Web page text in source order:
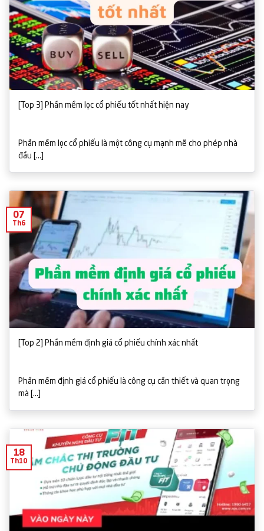
[Top 3] Phần mềm lọc cổ phiếu tốt nhất hiện nay
Phần mềm lọc cổ phiếu là một công cụ mạnh mẽ cho phép nhà
đầu [...]
[Top 2] Phần mềm định giá cổ phiếu chính xác nhất
Phần mềm định giá cổ phiếu là công cụ cần thiết và quan trọng
mà [...]
07
Th6
18
Th10